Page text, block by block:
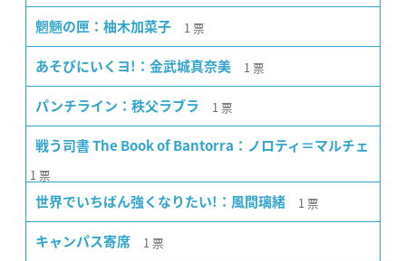
魍魎の匣：柚木加菜子 1 票
あそびにいくヨ!：金武城真奈美 1 票
パンチライン：秩父ラブラ 1 票
戦う司書 The Book of Bantorra：ノロティ＝マルチェ
1 票
世界でいちばん強くなりたい!：風間璃緒 1 票
キャンパス寄席 1 票